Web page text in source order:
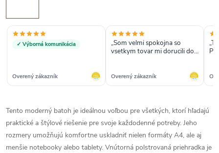
✓ Výborná komunikácia
Overený zákazník
„Som velmi spokojna so
vsetkym tovar mi dorucili do
presne podla mojich predstav
nielen na fotke ,ale aj v
Overený zákazník
Tento moderný batoh je ideálnou voľbou pre všetkých, ktorí hľadajú
praktické a štýlové riešenie pre svoje každodenné potreby. Jeho
rozmery umožňujú komfortne uskladniť nielen formáty A4, ale aj
menšie notebooky alebo tablety. Vnútorná polstrovaná priehradka je